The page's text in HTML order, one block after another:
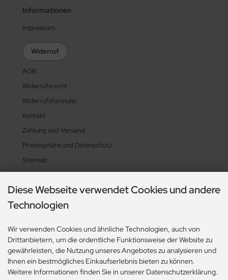
Informationen
Impressum
Widerruf
AGB
Widerrufsrecht
Widerrufsformular
Kontakt
Zahlung und Versand
Privatsphäre und Datenschutz
Sitemap
Zahlungsarten
Diese Webseite verwendet Cookies und andere
Technologien
Wir verwenden Cookies und ähnliche Technologien, auch von
Drittanbietern, um die ordentliche Funktionsweise der Website zu
gewährleisten, die Nutzung unseres Angebotes zu analysieren und
Ihnen ein bestmögliches Einkaufserlebnis bieten zu können.
Weitere Informationen finden Sie in unserer Datenschutzerklärung.